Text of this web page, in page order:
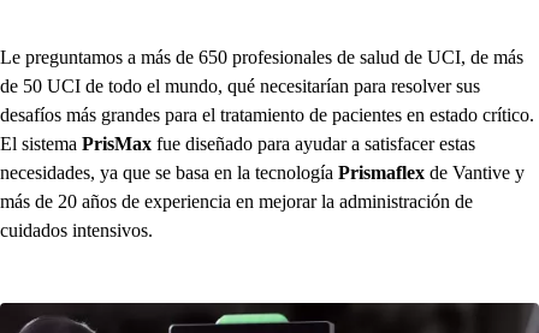
Le preguntamos a más de 650 profesionales de salud de UCI, de más
de 50 UCI de todo el mundo, qué necesitarían para resolver sus
desafíos más grandes para el tratamiento de pacientes en estado crítico.
El sistema PrisMax fue diseñado para ayudar a satisfacer estas
necesidades, ya que se basa en la tecnología Prismaflex de Vantive y
más de 20 años de experiencia en mejorar la administración de
cuidados intensivos.